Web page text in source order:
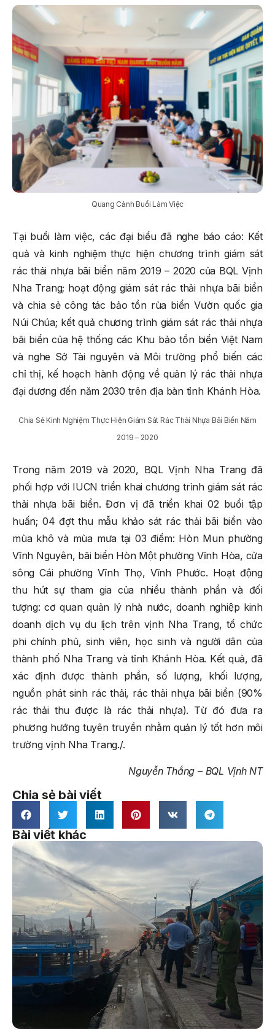
Quang Cảnh Buổi Làm Việc
Tại buổi làm việc, các đại biểu đã nghe báo cáo: Kết
quả và kinh nghiệm thực hiện chương trình giám sát
rác thải nhựa bãi biển năm 2019 – 2020 của BQL Vịnh
Nha Trang; hoạt động giám sát rác thải nhựa bãi biển
và chia sẻ công tác bảo tồn rùa biển Vườn quốc gia
Núi Chúa; kết quả chương trình giám sát rác thải nhựa
bãi biển của hệ thống các Khu bảo tồn biển Việt Nam
và nghe Sở Tài nguyên và Môi trường phổ biến các
chỉ thị, kế hoạch hành động về quản lý rác thải nhựa
đại dương đến năm 2030 trên địa bàn tỉnh Khánh Hòa.
Chia Sẻ Kinh Nghiệm Thực Hiện Giám Sát Rác Thải Nhựa Bãi Biển Năm
2019 – 2020
Trong năm 2019 và 2020, BQL Vịnh Nha Trang đã
phối hợp với IUCN triển khai chương trình giám sát rác
thải nhựa bãi biển. Đơn vị đã triển khai 02 buổi tập
huấn; 04 đợt thu mẫu khảo sát rác thải bãi biển vào
mùa khô và mùa mưa tại 03 điểm: Hòn Mun phường
Vĩnh Nguyên, bãi biển Hòn Một phường Vĩnh Hòa, cửa
sông Cái phường Vĩnh Thọ, Vĩnh Phước. Hoạt động
thu hút sự tham gia của nhiều thành phần và đối
tượng: cơ quan quản lý nhà nước, doanh nghiệp kinh
doanh dịch vụ du lịch trên vịnh Nha Trang, tổ chức
phi chính phủ, sinh viên, học sinh và người dân của
thành phố Nha Trang và tỉnh Khánh Hòa. Kết quả, đã
xác định được thành phần, số lượng, khối lượng,
nguồn phát sinh rác thải, rác thải nhựa bãi biển (90%
rác thải thu được là rác thải nhựa). Từ đó đưa ra
phương hướng tuyên truyền nhằm quản lý tốt hơn môi
trường vịnh Nha Trang./.
Nguyễn Thắng – BQL Vịnh NT
Chia sẻ bài viết
Bài viết khác